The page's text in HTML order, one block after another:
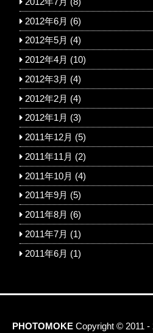
2012年6月 (6)
2012年5月 (4)
2012年4月 (10)
2012年3月 (4)
2012年2月 (4)
2012年1月 (3)
2011年12月 (5)
2011年11月 (2)
2011年10月 (4)
2011年9月 (5)
2011年8月 (6)
2011年7月 (1)
2011年6月 (1)
PHOTOMOKE Copyright © 2011 -